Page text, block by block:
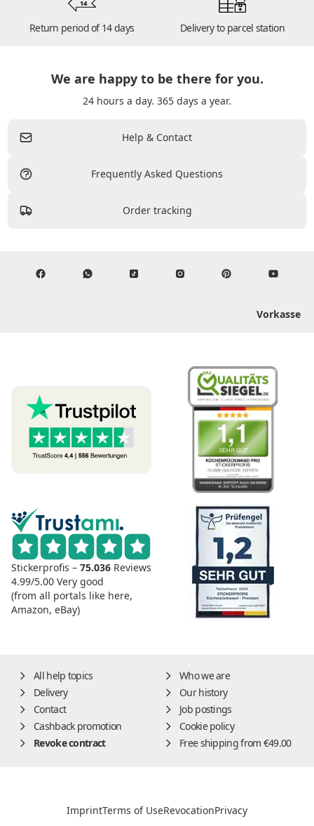
14
Return period of 14 days Delivery to parcel station
We are happy to be there for you.
24 hours a day. 365 days a year.
Help & Contact
Frequently Asked Questions
Order tracking
Vorkasse
Stickerprofis – 75.036 Reviews
4.99/5.00 Very good
(from all portals like here,
Amazon, eBay)
All help topics
Who we are
Delivery
Our history
Contact
Job postings
Cashback promotion
Cookie policy
Revoke contract
Free shipping from €49.00
ImprintTerms of UseRevocationPrivacy